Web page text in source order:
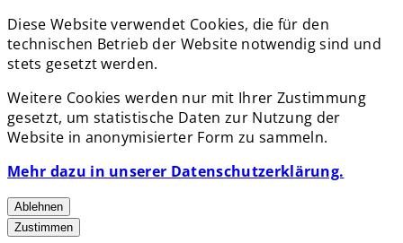
Diese Website verwendet Cookies, die für den
technischen Betrieb der Website notwendig sind und
stets gesetzt werden.
Weitere Cookies werden nur mit Ihrer Zustimmung
gesetzt, um statistische Daten zur Nutzung der
Website in anonymisierter Form zu sammeln.
Mehr dazu in unserer Datenschutzerklärung.
Ablehnen
Zustimmen